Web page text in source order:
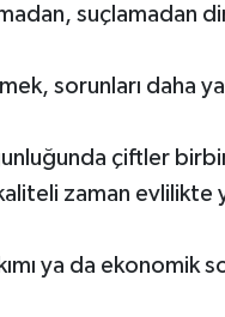
suçlamadan
sorunları daha
çiftler
zaman evlilikte
ya da ekonomik